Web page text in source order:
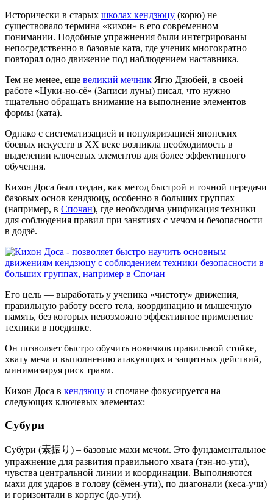
Исторически в старых школах кендзюцу (корю) не
существовало термина «кихон» в его современном
понимании. Подобные упражнения были интегрированы
непосредственно в базовые ката, где ученик многократно
повторял одно движение под наблюдением наставника.
Тем не менее, еще великий мечник Ягю Дзюбей, в своей
работе «Цуки-но-сё» (Записи луны) писал, что нужно
тщательно обращать внимание на выполнение элементов
формы (ката).
Однако с систематизацией и популяризацией японских
боевых искусств в XX веке возникла необходимость в
выделении ключевых элементов для более эффективного
обучения.
Кихон Доса был создан, как метод быстрой и точной передачи
базовых основ кендзюцу, особенно в больших группах
(например, в Спочан), где необходима унификация техники
для соблюдения правил при занятиях с мечом и безопасности
в додзё.
Его цель — выработать у ученика «чистоту» движения,
правильную работу всего тела, координацию и мышечную
память, без которых невозможно эффективное применение
техники в поединке.
Он позволяет быстро обучить новичков правильной стойке,
хвату меча и выполнению атакующих и защитных действий,
минимизируя риск травм.
Кихон Доса в кендзюцу и спочане фокусируется на
следующих ключевых элементах:
Субури
Субури (素振り) – базовые махи мечом. Это фундаментальное
упражнение для развития правильного хвата (тэн-но-ути),
чувства центральной линии и координации. Выполняются
махи для ударов в голову (сёмен-ути), по диагонали (кеса-учи)
и горизонтали в корпус (до-ути).